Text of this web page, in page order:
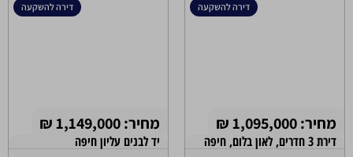
דירה להשקעה
מחיר: 1,095,000 ₪
דירת 3 חדרים, לאון בלום, חיפה
דירה להשקעה
מחיר: 1,149,000 ₪
יד לבנים עליון חיפה